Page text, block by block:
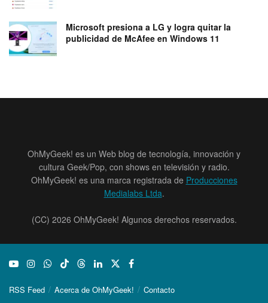
Microsoft presiona a LG y logra quitar la
publicidad de McAfee en Windows 11
OhMyGeek! es un Web blog de tecnología, innovación y
cultura Geek/Pop, con shows en televisión y radio.
OhMyGeek! es una marca registrada de Producciones
Medialabs Ltda.
(CC) 2026 OhMyGeek! Algunos derechos reservados.
RSS Feed Acerca de OhMyGeek! Contacto